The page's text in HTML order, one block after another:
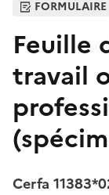
FORMULAIRE
Feuille
travail
Cerfa